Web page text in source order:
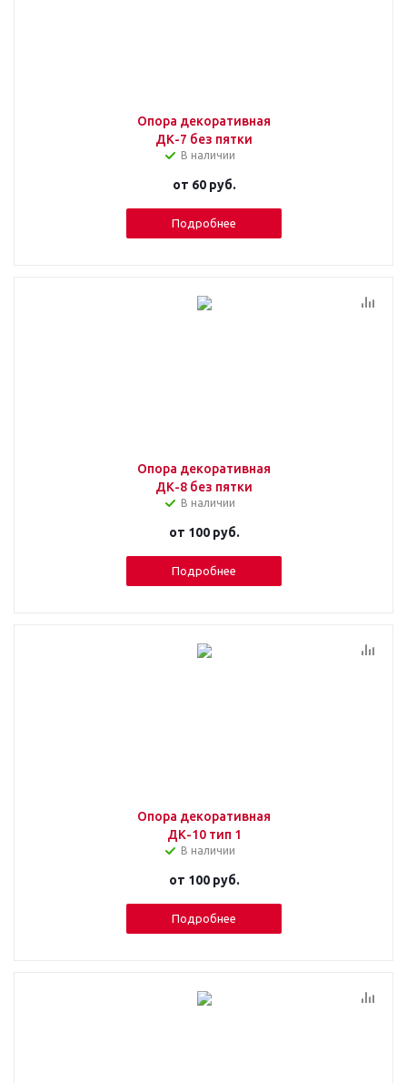
Опора декоративная
ДК-7 без пятки
В наличии
от 60 руб.
Подробнее
Опора декоративная
ДК-8 без пятки
В наличии
от 100 руб.
Подробнее
Опора декоративная
ДК-10 тип 1
В наличии
от 100 руб.
Подробнее